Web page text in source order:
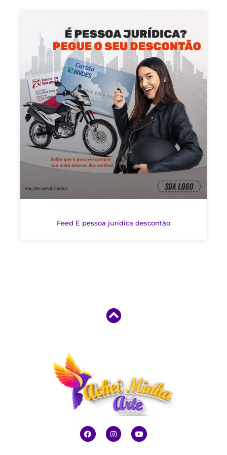
Feed É pessoa jurídica descontão